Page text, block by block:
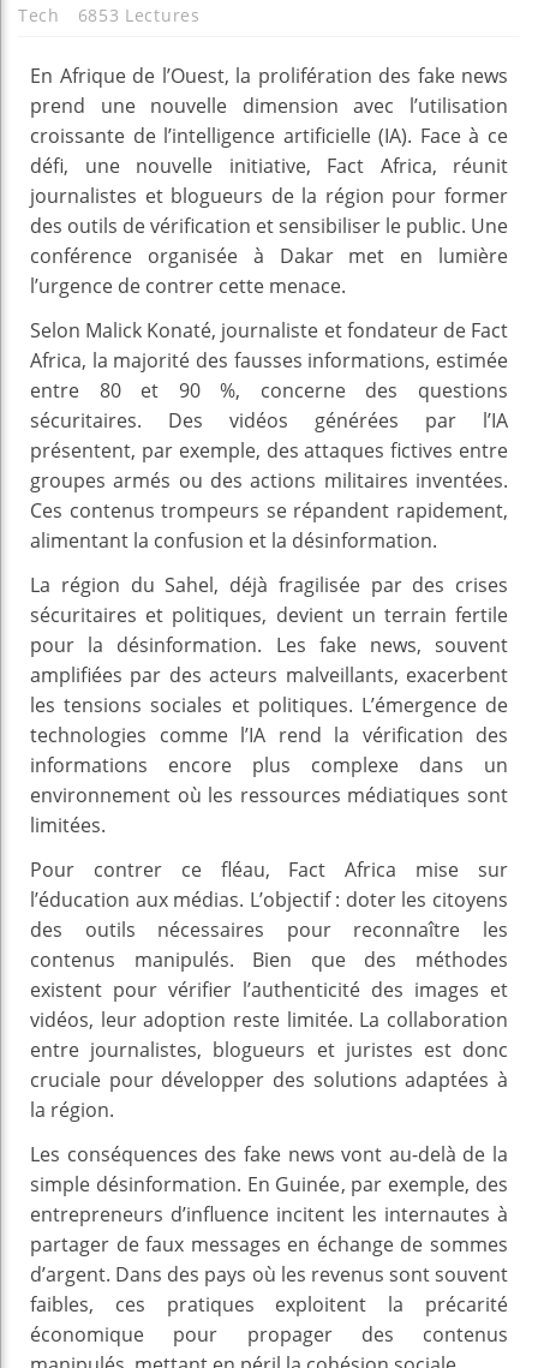
Tech
6853 Lectures
En Afrique de l’Ouest, la prolifération des fake news
prend une nouvelle dimension avec l’utilisation
croissante de l’intelligence artificielle (IA). Face à ce
défi, une nouvelle initiative, Fact Africa, réunit
journalistes et blogueurs de la région pour former
des outils de vérification et sensibiliser le public. Une
conférence organisée à Dakar met en lumière
l’urgence de contrer cette menace.
Selon Malick Konaté, journaliste et fondateur de Fact
Africa, la majorité des fausses informations, estimée
entre 80 et 90 %, concerne des questions
sécuritaires. Des vidéos générées par l’IA
présentent, par exemple, des attaques fictives entre
groupes armés ou des actions militaires inventées.
Ces contenus trompeurs se répandent rapidement,
alimentant la confusion et la désinformation.
La région du Sahel, déjà fragilisée par des crises
sécuritaires et politiques, devient un terrain fertile
pour la désinformation. Les fake news, souvent
amplifiées par des acteurs malveillants, exacerbent
les tensions sociales et politiques. L’émergence de
technologies comme l’IA rend la vérification des
informations encore plus complexe dans un
environnement où les ressources médiatiques sont
limitées.
Pour contrer ce fléau, Fact Africa mise sur
l’éducation aux médias. L’objectif : doter les citoyens
des outils nécessaires pour reconnaître les
contenus manipulés. Bien que des méthodes
existent pour vérifier l’authenticité des images et
vidéos, leur adoption reste limitée. La collaboration
entre journalistes, blogueurs et juristes est donc
cruciale pour développer des solutions adaptées à
la région.
Les conséquences des fake news vont au-delà de la
simple désinformation. En Guinée, par exemple, des
entrepreneurs d’influence incitent les internautes à
partager de faux messages en échange de sommes
d’argent. Dans des pays où les revenus sont souvent
faibles, ces pratiques exploitent la précarité
économique pour propager des contenus